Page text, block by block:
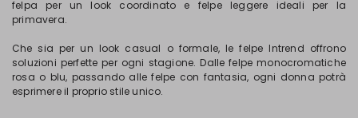
felpa per un look coordinato e felpe leggere ideali per la
primavera.
Che sia per un look casual o formale, le felpe Intrend offrono
soluzioni perfette per ogni stagione. Dalle felpe monocromatiche
rosa o blu, passando alle felpe con fantasia, ogni donna potrà
esprimere il proprio stile unico.